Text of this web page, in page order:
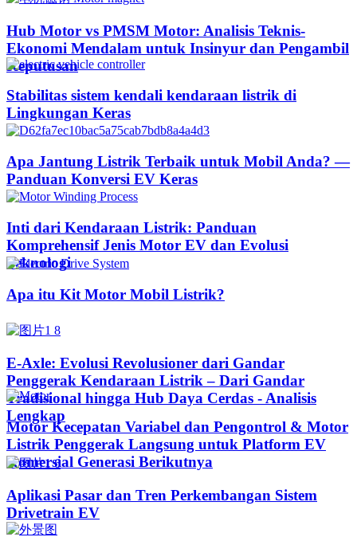
Hub Motor vs PMSM Motor: Analisis Teknis-
Ekonomi Mendalam untuk Insinyur dan Pengambil
Keputusan
Stabilitas sistem kendali kendaraan listrik di
Lingkungan Keras
Apa Jantung Listrik Terbaik untuk Mobil Anda? —
Panduan Konversi EV Keras
Inti dari Kendaraan Listrik: Panduan
Komprehensif Jenis Motor EV dan Evolusi
Teknologi
Apa itu Kit Motor Mobil Listrik?
E-Axle: Evolusi Revolusioner dari Gandar
Penggerak Kendaraan Listrik – Dari Gandar
Tradisional hingga Hub Daya Cerdas - Analisis
Lengkap
Motor Kecepatan Variabel dan Pengontrol & Motor
Listrik Penggerak Langsung untuk Platform EV
Komersial Generasi Berikutnya
Aplikasi Pasar dan Tren Perkembangan Sistem
Drivetrain EV